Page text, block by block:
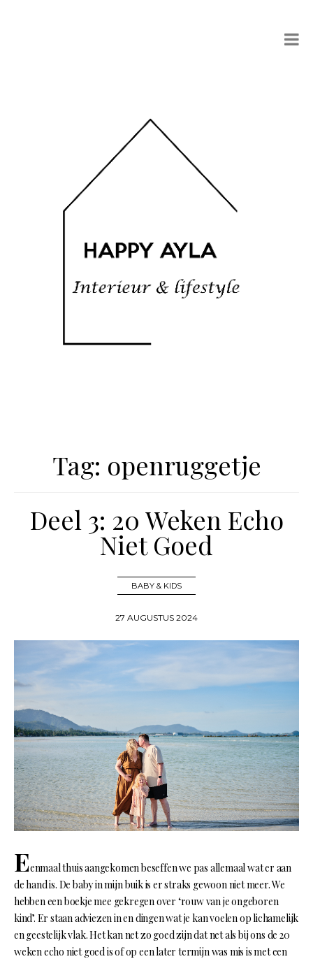
Tag: openruggetje
Deel 3: 20 Weken Echo
Niet Goed
BABY & KIDS
27 AUGUSTUS 2024
Eenmaal thuis aangekomen beseffen we pas allemaal wat er aan
de hand is. De baby in mijn buik is er straks gewoon niet meer. We
hebben een boekje mee gekregen over ‘rouw van je ongeboren
kind’. Er staan adviezen in en dingen wat je kan voelen op lichamelijk
en geestelijk vlak. Het kan net zo goed zijn dat net als bij ons de 20
weken echo niet goed is of op een later termijn was mis is met een